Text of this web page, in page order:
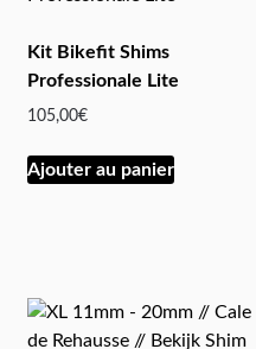
Kit Bikefit Shims
Professionale Lite
105,00€
Ajouter au panier